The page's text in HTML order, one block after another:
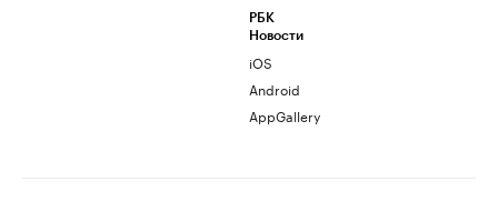
РБК
Новости
iOS
Android
AppGallery